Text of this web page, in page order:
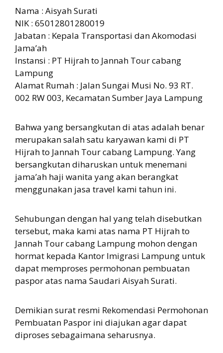
Nama : Aisyah Surati
NIK : 65012801280019
Jabatan : Kepala Transportasi dan Akomodasi
Jama’ah
Instansi : PT Hijrah to Jannah Tour cabang
Lampung
Alamat Rumah : Jalan Sungai Musi No. 93 RT.
002 RW 003, Kecamatan Sumber Jaya Lampung
Bahwa yang bersangkutan di atas adalah benar
merupakan salah satu karyawan kami di PT
Hijrah to Jannah Tour cabang Lampung. Yang
bersangkutan diharuskan untuk menemani
jama’ah haji wanita yang akan berangkat
menggunakan jasa travel kami tahun ini.
Sehubungan dengan hal yang telah disebutkan
tersebut, maka kami atas nama PT Hijrah to
Jannah Tour cabang Lampung mohon dengan
hormat kepada Kantor Imigrasi Lampung untuk
dapat memproses permohonan pembuatan
paspor atas nama Saudari Aisyah Surati.
Demikian surat resmi Rekomendasi Permohonan
Pembuatan Paspor ini diajukan agar dapat
diproses sebagaimana seharusnya.